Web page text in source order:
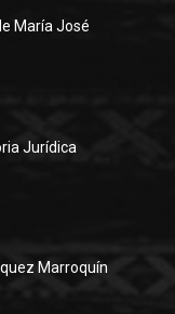
María José
Jurídica
Marroquín